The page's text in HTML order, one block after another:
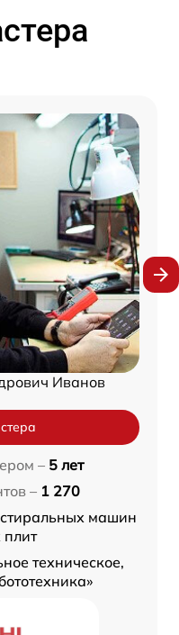
Иванов
– 5 лет
– 1 270
машин
техническое,